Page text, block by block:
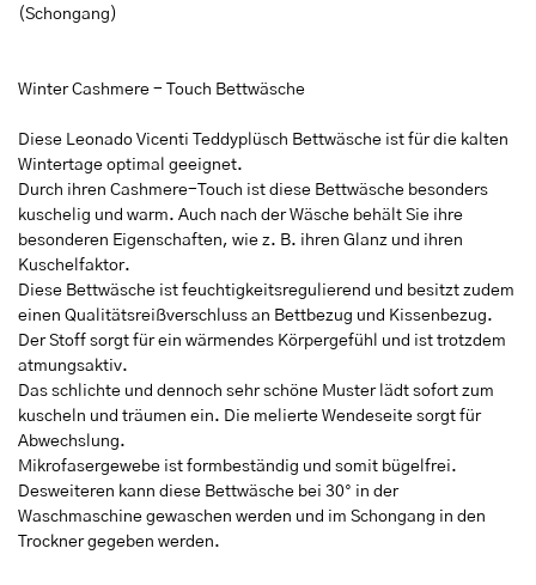
(Schongang)
Winter Cashmere - Touch Bettwäsche
Diese Leonado Vicenti Teddyplüsch Bettwäsche ist für die kalten
Wintertage optimal geeignet.
Durch ihren Cashmere-Touch ist diese Bettwäsche besonders
kuschelig und warm. Auch nach der Wäsche behält Sie ihre
besonderen Eigenschaften, wie z. B. ihren Glanz und ihren
Kuschelfaktor.
Diese Bettwäsche ist feuchtigkeitsregulierend und besitzt zudem
einen Qualitätsreißverschluss an Bettbezug und Kissenbezug.
Der Stoff sorgt für ein wärmendes Körpergefühl und ist trotzdem
atmungsaktiv.
Das schlichte und dennoch sehr schöne Muster lädt sofort zum
kuscheln und träumen ein. Die melierte Wendeseite sorgt für
Abwechslung.
Mikrofasergewebe ist formbeständig und somit bügelfrei.
Desweiteren kann diese Bettwäsche bei 30° in der
Waschmaschine gewaschen werden und im Schongang in den
Trockner gegeben werden.